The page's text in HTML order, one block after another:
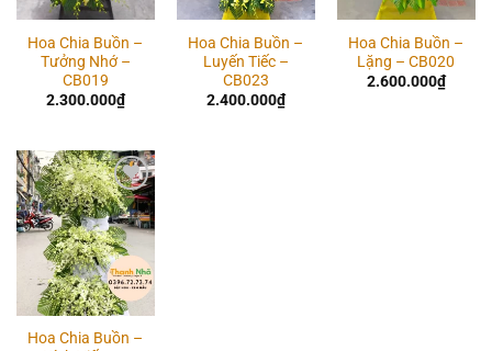
Hoa Chia Buồn –
Tưởng Nhớ –
CB019
2.300.000₫
Hoa Chia Buồn –
Luyến Tiếc –
CB023
2.400.000₫
Hoa Chia Buồn –
Lặng – CB020
2.600.000₫
Add to
wishlist
Hoa Chia Buồn –